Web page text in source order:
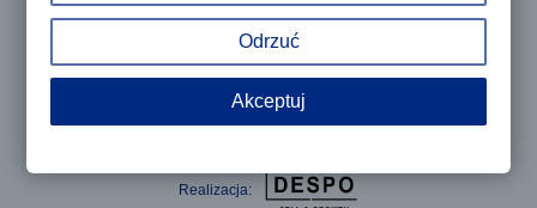
© 2025 - Sklep internetowy Tomczesci.pl. Wszelkie prawa
Realizacja:
Odrzuć
Akceptuj